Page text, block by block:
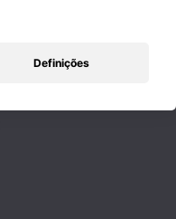
Definições